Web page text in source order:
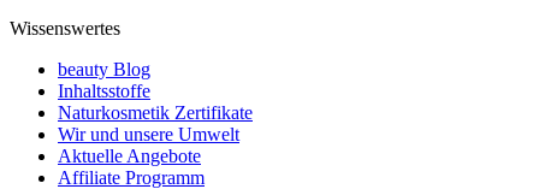
Wissenswertes
beauty Blog
Inhaltsstoffe
Naturkosmetik Zertifikate
Wir und unsere Umwelt
Aktuelle Angebote
Affiliate Programm